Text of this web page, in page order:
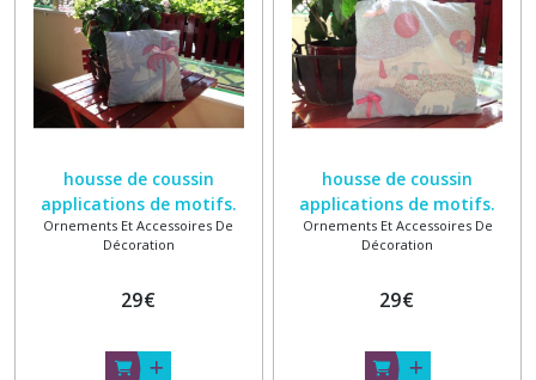
housse de coussin
applications de motifs.
Coton Bleu
Ornements Et Accessoires De
Décoration
29€
housse de coussin
applications de motifs.
Coton Blanc
Ornements Et Accessoires De
Décoration
29€